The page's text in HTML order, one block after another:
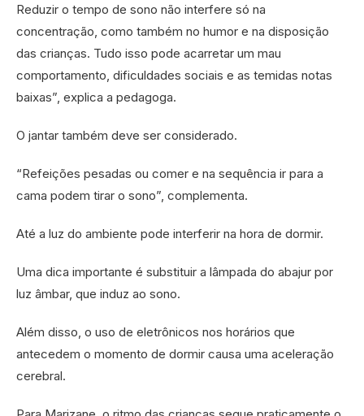
Reduzir o tempo de sono não interfere só na
concentração, como também no humor e na disposição
das crianças. Tudo isso pode acarretar um mau
comportamento, dificuldades sociais e as temidas notas
baixas”, explica a pedagoga.
O jantar também deve ser considerado.
“Refeições pesadas ou comer e na sequência ir para a
cama podem tirar o sono”, complementa.
Até a luz do ambiente pode interferir na hora de dormir.
Uma dica importante é substituir a lâmpada do abajur por
luz âmbar, que induz ao sono.
Além disso, o uso de eletrônicos nos horários que
antecedem o momento de dormir causa uma aceleração
cerebral.